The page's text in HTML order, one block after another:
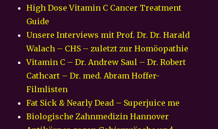
High Dose Vitamin C Cancer Treatment
Guide
Unsere Interviews mit Prof. Dr. Dr. Harald
Walach – CHS – zuletzt zur Homöopathie
Vitamin C – Dr. Andrew Saul – Dr. Robert
Cathcart – Dr. med. Abram Hoffer-
Filmlisten
Fat Sick & Nearly Dead – Superjuice me
Biologische Zahnmedizin Hannover